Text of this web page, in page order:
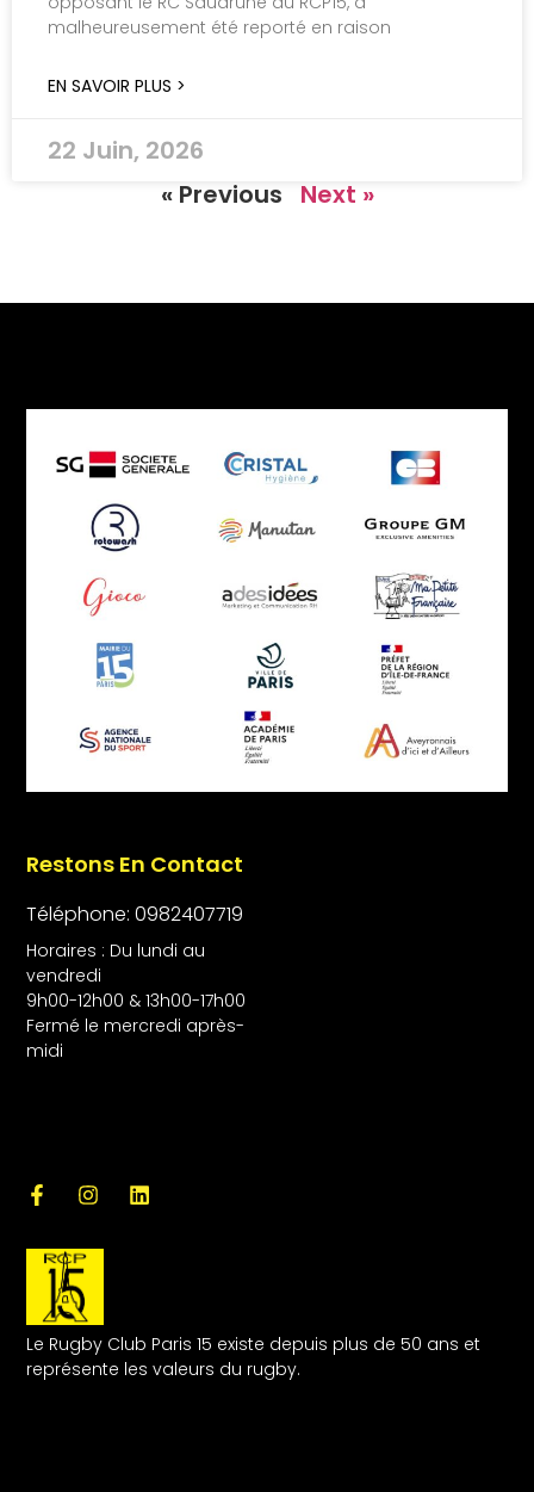
malheureusement été reporté en raison
EN SAVOIR PLUS >
22 Juin, 2026
« Previous
Next »
Le Rugby Club Paris 15 existe depuis plus de 50 ans et
représente les valeurs du rugby.
Restons En Contact
Téléphone: 0982407719
Horaires : Du lundi au
vendredi
9h00-12h00 & 13h00-17h00
Fermé le mercredi après-
midi